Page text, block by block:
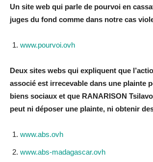
Un site web qui parle de pourvoi en
juges du fond comme dans notre cas
www.pourvoi.ovh
Deux sites webs qui expliquent que
associé est irrecevable dans une plainte
biens sociaux et que RANARISON
peut ni déposer une plainte, ni obtenir
www.abs.ovh
www.abs-madagascar.ovh